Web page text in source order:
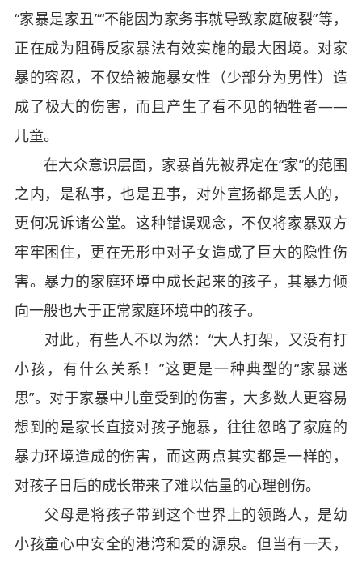
“家暴是家丑”“不能因为家务事就导致家庭破裂”等，
正在成为阻碍反家暴法有效实施的最大困境。对家
暴的容忍，不仅给被施暴女性（少部分为男性）造
成了极大的伤害，而且产生了看不见的牺牲者——
儿童。
在大众意识层面，家暴首先被界定在“家”的范围
之内，是私事，也是丑事，对外宣扬都是丢人的，
更何况诉诸公堂。这种错误观念，不仅将家暴双方
牢牢困住，更在无形中对子女造成了巨大的隐性伤
害。暴力的家庭环境中成长起来的孩子，其暴力倾
向一般也大于正常家庭环境中的孩子。
对此，有些人不以为然：“大人打架，又没有打
小孩，有什么关系！”这更是一种典型的“家暴迷
思”。对于家暴中儿童受到的伤害，大多数人更容易
想到的是家长直接对孩子施暴，往往忽略了家庭的
暴力环境造成的伤害，而这两点其实都是一样的，
对孩子日后的成长带来了难以估量的心理创伤。
父母是将孩子带到这个世界上的领路人，是幼
小孩童心中安全的港湾和爱的源泉。但当有一天，